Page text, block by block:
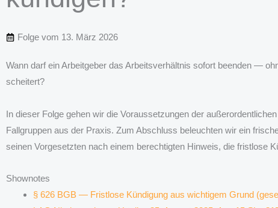
Folge vom 13. März 2026
Wann darf ein Arbeitgeber das Arbeitsverhältnis sofort beenden —
scheitert?
In dieser Folge gehen wir die Voraussetzungen der
Fallgruppen aus der Praxis. Zum Abschluss beleuchten wir ein
seinen Vorgesetzten nach einem berechtigten Hinweis, die fristlose
Shownotes
§ 626 BGB — Fristlose Kündigung aus wichtigem Grund